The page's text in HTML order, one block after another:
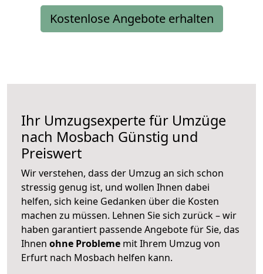
Kostenlose Angebote erhalten
Ihr Umzugsexperte für Umzüge
nach Mosbach Günstig und
Preiswert
Wir verstehen, dass der Umzug an sich schon
stressig genug ist, und wollen Ihnen dabei
helfen, sich keine Gedanken über die Kosten
machen zu müssen. Lehnen Sie sich zurück – wir
haben garantiert passende Angebote für Sie, das
Ihnen ohne Probleme mit Ihrem Umzug von
Erfurt nach Mosbach helfen kann.